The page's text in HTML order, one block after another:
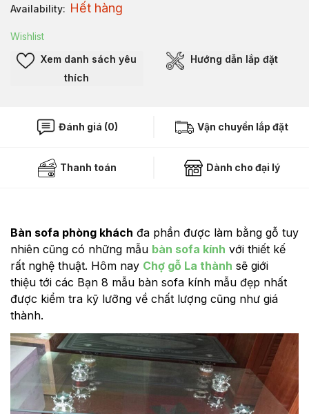
Availability: Hết hàng
Wishlist
Xem danh sách yêu
thích
Hướng dẫn lắp đặt
Đánh giá (0) Vận chuyển lắp đặt
Thanh toán Dành cho đại lý
Bàn sofa phòng khách đa phần được làm bằng gỗ tuy
nhiên cũng có những mẫu bàn sofa kính với thiết kế
rất nghệ thuật. Hôm nay Chợ gỗ La thành sẽ giới
thiệu tới các Bạn 8 mẫu bàn sofa kính mẫu đẹp nhất
được kiểm tra kỹ lưỡng về chất lượng cũng như giá
thành.